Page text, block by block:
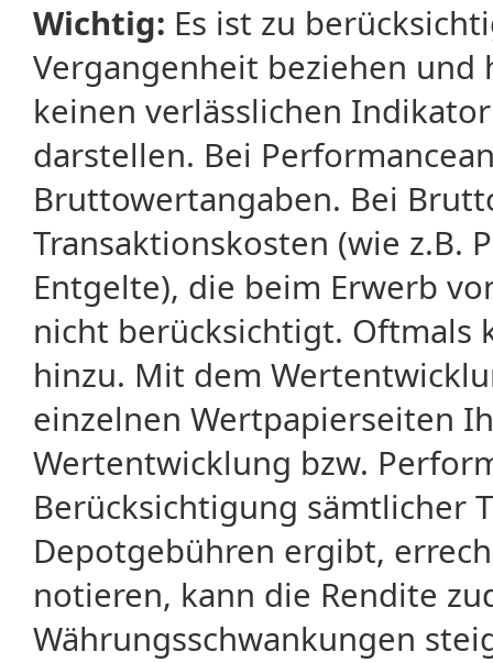
Wichtig: Es ist zu
Vergangenheit beziehen
keinen verlässlichen
darstellen. Bei
Bruttowertangaben. Bei
Transaktionskosten (wie z.B.
Entgelte), die beim Erwerb
nicht berücksichtigt. Oftmals
hinzu. Mit dem
einzelnen Wertpapierseiten
Wertentwicklung bzw.
Berücksichtigung sämtlicher
Depotgebühren ergibt,
notieren, kann die Rendite
Währungsschwankungen